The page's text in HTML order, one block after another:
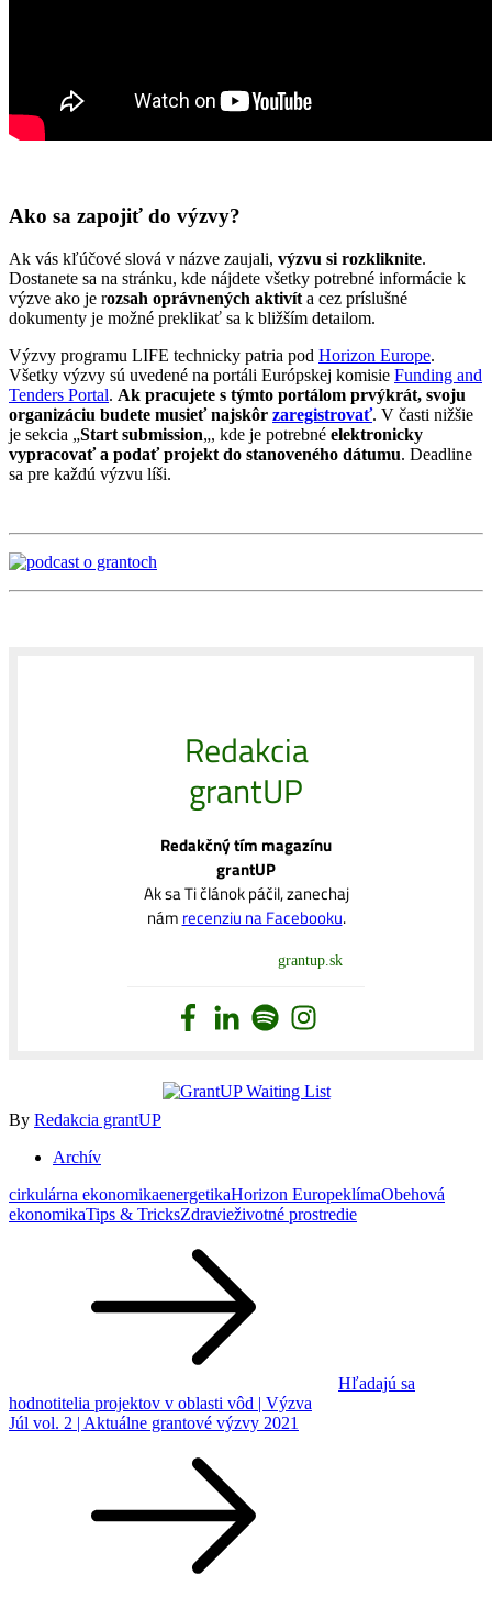
Ako sa zapojiť do výzvy?
Ak vás kľúčové slová v názve zaujali, výzvu si rozkliknite.
Dostanete sa na stránku, kde nájdete všetky potrebné informácie k
výzve ako je rozsah oprávnených aktivít a cez príslušné
dokumenty je možné preklikať sa k bližším detailom.
Výzvy programu LIFE technicky patria pod Horizon Europe.
Všetky výzvy sú uvedené na portáli Európskej komisie Funding and
Tenders Portal. Ak pracujete s týmto portálom prvýkrát, svoju
organizáciu budete musieť najskôr zaregistrovať. V časti nižšie
je sekcia „Start submission„, kde je potrebné elektronicky
vypracovať a podať projekt do stanoveného dátumu. Deadline
sa pre každú výzvu líši.
Redakcia
grantUP
Redakčný tím magazínu
grantUP
Ak sa Ti článok páčil, zanechaj
nám recenziu na Facebooku.
grantup.sk
By Redakcia grantUP
Archív
cirkulárna ekonomikaenergetikaHorizon EuropeklímaObehová
ekonomikaTips & TricksZdravieživotné prostredie
Hľadajú sa
hodnotitelia projektov v oblasti vôd | Výzva
Júl vol. 2 | Aktuálne grantové výzvy 2021